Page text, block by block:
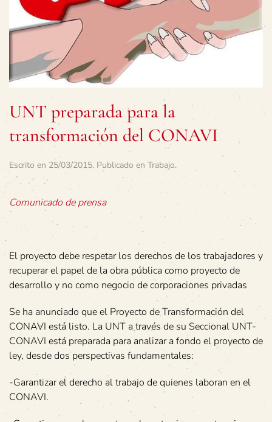
UNT preparada para la
transformación del CONAVI
Escrito en 25/03/2015. Publicado en Trabajo.
Comunicado de prensa
El proyecto debe respetar los derechos de los trabajadores y
recuperar el papel de la obra pública como proyecto de
desarrollo y no como negocio de corporaciones privadas
Se ha anunciado que el Proyecto de Transformación del
CONAVI está listo. La UNT a través de su Seccional UNT-
CONAVI está preparada para analizar a fondo el proyecto de
ley, desde dos perspectivas fundamentales:
-Garantizar el derecho al trabajo de quienes laboran en el
CONAVI.